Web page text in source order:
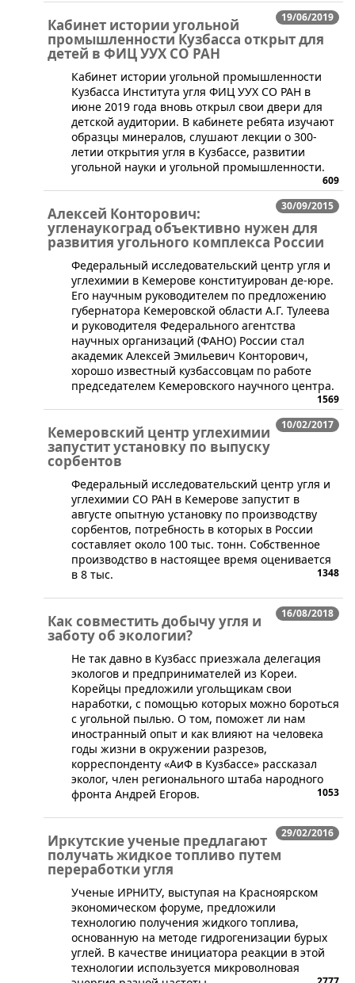
19/06/2019
Кабинет истории угольной
промышленности Кузбасса открыт для
детей в ФИЦ УУХ СО РАН
Кабинет истории угольной промышленности
Кузбасса Института угля ФИЦ УУХ СО РАН в
июне 2019 года вновь открыл свои двери для
детской аудитории. В кабинете ребята изучают
образцы минералов, слушают лекции о 300-
летии открытия угля в Кузбассе, развитии
угольной науки и угольной промышленности.
609
30/09/2015
Алексей Конторович:
угленаукоград объективно нужен для
развития угольного комплекса России
​Федеральный исследовательский центр угля и
углехимии в Кемерове конституирован де-юре.
Его научным руководителем по предложению
губернатора Кемеровской области А.Г. Тулеева
и руководителя Федерального агентства
научных организаций (ФАНО) России стал
академик Алексей Эмильевич Конторович,
хорошо известный кузбассовцам по работе
председателем Кемеровского научного центра.
1569
10/02/2017
Кемеровский центр углехимии
запустит установку по выпуску
сорбентов
​Федеральный исследовательский центр угля и
углехимии СО РАН в Кемерове запустит в
августе опытную установку по производству
сорбентов, потребность в которых в России
составляет около 100 тыс. тонн. Собственное
производство в настоящее время оценивается
в 8 тыс.
1348
16/08/2018
Как совместить добычу угля и
заботу об экологии?
Не так давно в Кузбасс приезжала делегация
экологов и предпринимателей из Кореи.
Корейцы предложили угольщикам свои
наработки, с помощью которых можно бороться
с угольной пылью. О том, поможет ли нам
иностранный опыт и как влияют на человека
годы жизни в окружении разрезов,
корреспонденту «АиФ в Кузбассе» рассказал
эколог, член регионального штаба народного
фронта Андрей Егоров.
1053
29/02/2016
Иркутские ученые предлагают
получать жидкое топливо путем
переработки угля
​Ученые ИРНИТУ, выступая на Красноярском
экономическом форуме, предложили
технологию получения жидкого топлива,
основанную на методе гидрогенизации бурых
углей. В качестве инициатора реакции в этой
технологии используется микроволновая